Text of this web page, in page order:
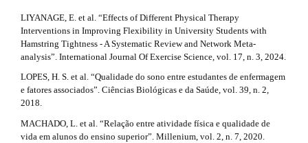
LIYANAGE, E. et al. “Effects of Different Physical Therapy
Interventions in Improving Flexibility in University Students with
Hamstring Tightness - A Systematic Review and Network Meta-
analysis”. International Journal Of Exercise Science, vol. 17, n. 3, 2024.
LOPES, H. S. et al. “Qualidade do sono entre estudantes de enfermagem
e fatores associados”. Ciências Biológicas e da Saúde, vol. 39, n. 2,
2018.
MACHADO, L. et al. “Relação entre atividade física e qualidade de
vida em alunos do ensino superior”. Millenium, vol. 2, n. 7, 2020.